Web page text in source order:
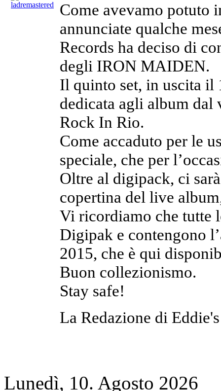
Come avevamo potuto
annunciate qualche
Records ha deciso di
degli IRON MAIDEN.
Il quinto set, in uscita il
dedicata agli album dal
Rock In Rio.
Come accaduto per le
speciale, che per
Oltre al digipack, ci
copertina del live
Vi ricordiamo che tutte
Digipak e contengono
2015, che è qui
Buon collezionismo.
Stay safe!
La Redazione di Eddie's
Lunedì, 10. Agosto 2026